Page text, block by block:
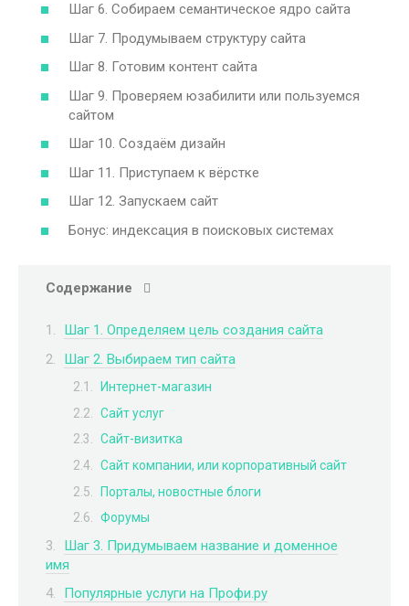
Шаг 6. Собираем семантическое ядро ​​сайта
Шаг 7. Продумываем структуру сайта
Шаг 8. Готовим контент сайта
Шаг 9. Проверяем юзабилити или пользуемся
сайтом
Шаг 10. Создаём дизайн
Шаг 11. Приступаем к вёрстке
Шаг 12. Запускаем сайт
Бонус: индексация в поисковых системах
Содержание
Шаг 1. Определяем цель создания сайта
Шаг 2. Выбираем тип сайта
Интернет-магазин
Сайт услуг
Сайт-визитка
Сайт компании, или корпоративный сайт
Порталы, новостные блоги
Форумы
Шаг 3. Придумываем название и доменное
имя
Популярные услуги на Профи.ру